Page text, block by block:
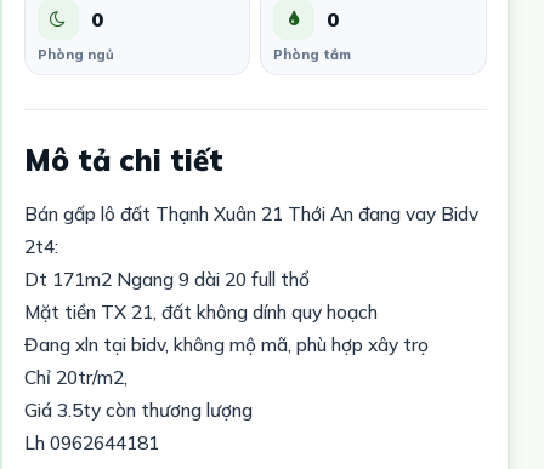
0
Phòng ngủ
0
Phòng tắm
Mô tả chi tiết
Bán gấp lô đất Thạnh Xuân 21 Thới An đang vay Bidv
2t4:
Dt 171m2 Ngang 9 dài 20 full thổ
Mặt tiền TX 21, đất không dính quy hoạch
Đang xln tại bidv, không mộ mã, phù hợp xây trọ
Chỉ 20tr/m2,
Giá 3.5ty còn thương lượng
Lh 0962644181